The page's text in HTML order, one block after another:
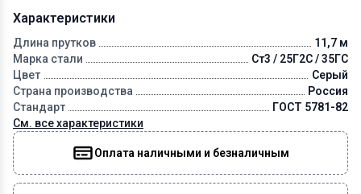
Характеристики
Длина прутков
11,7 м
Марка стали
Ст3 / 25Г2С / 35ГС
Цвет
Серый
Страна производства
Россия
Стандарт
ГОСТ 5781-82
См. все характеристики
Оплата наличными и безналичным